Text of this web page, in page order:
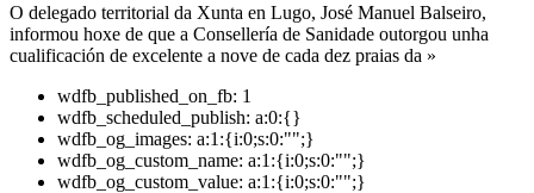
O delegado territorial da Xunta en Lugo, José Manuel Balseiro,
informou hoxe de que a Consellería de Sanidade outorgou unha
cualificación de excelente a nove de cada dez praias da »
wdfb_published_on_fb: 1
wdfb_scheduled_publish: a:0:{}
wdfb_og_images: a:1:{i:0;s:0:"";}
wdfb_og_custom_name: a:1:{i:0;s:0:"";}
wdfb_og_custom_value: a:1:{i:0;s:0:"";}